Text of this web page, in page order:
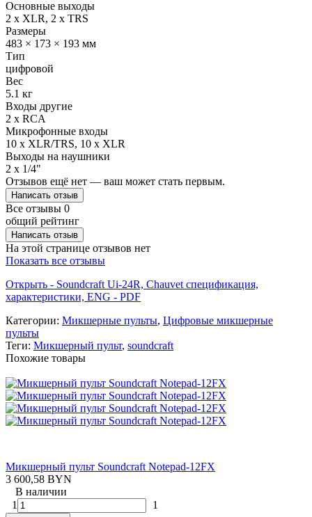
Основные выходы
2 x XLR, 2 x TRS
Размеры
483 × 173 × 193 мм
Тип
цифровой
Вес
5.1 кг
Входы другие
2 x RCA
Микрофонные входы
10 x XLR/TRS, 10 x XLR
Выходы на наушники
2 x 1/4"
Отзывов ещё нет — ваш может стать первым.
Написать отзыв
Все отзывы 0
общий рейтинг
Написать отзыв
На этой странице отзывов нет
Показать все отзывы
Открыть - Soundcraft Ui-24R, Chauvet спецификация,
характеристики, ENG - PDF
Категории: Микшерные пульты, Цифровые микшерные
пульты
Теги: Микшерный пульт, soundcraft
Похожие товары
Микшерный пульт Soundcraft Notepad-12FX
3 600,58 BYN
В наличии
1
1